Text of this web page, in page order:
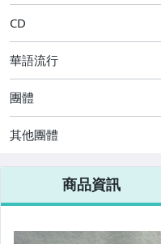
手機、配件與通訊
居家、家具與園藝
偶像、球員卡與郵幣
電腦、平板與周邊
CD
華語流行
團體
其他團體
商品資訊